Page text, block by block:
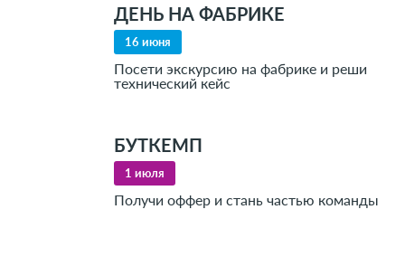
ДЕНЬ НА ФАБРИКЕ
16 июня
Посети экскурсию на фабрике и реши
технический кейс
БУТКЕМП
1 июля
Получи оффер и стань частью команды